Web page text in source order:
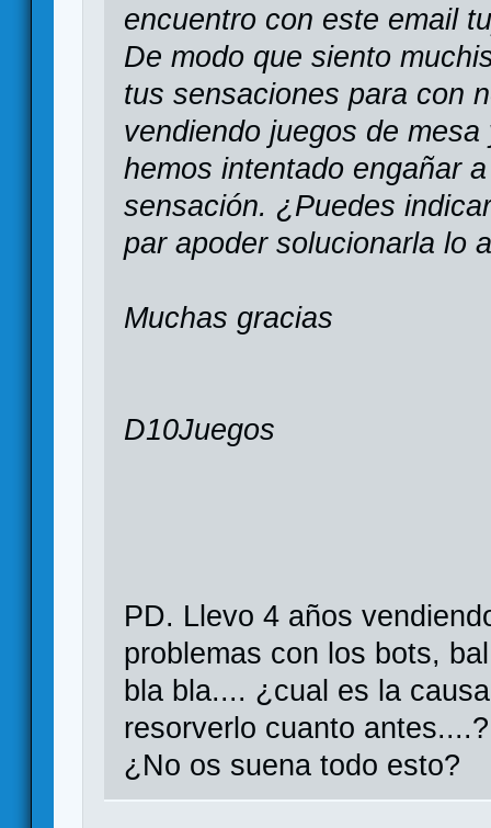
encuentro con este email
De modo que siento
tus sensaciones para con
vendiendo juegos de
hemos intentado engañar
sensación. ¿Puedes
par apoder solucionarla lo
Muchas gracias
D10Juegos
PD. Llevo 4 años
problemas con los bots,
bla bla.... ¿cual es la
resorverlo cuanto
¿No os suena todo esto?